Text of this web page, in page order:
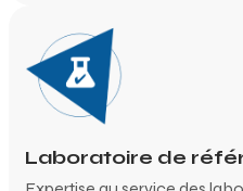
Laboratoire de